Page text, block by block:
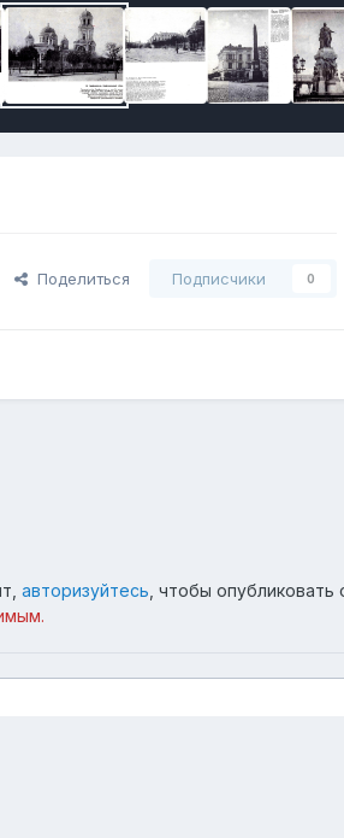
Поделиться Подписчики 0
авторизуйтесь , чтобы опубликовать